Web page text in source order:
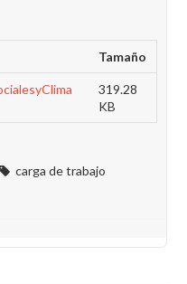
Tamaño
319.28
KB
carga de trabajo